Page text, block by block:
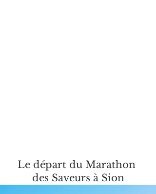
Le départ du Marathon
des Saveurs à Sion